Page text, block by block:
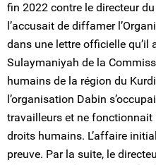
fin 2022 contre le directeur
l’accusait de diffamer
dans une lettre officielle qu’il
Sulaymaniyah de la
humains de la région du
l’organisation Dabin
travailleurs et ne fonctionnait
droits humains. L’affaire
preuve. Par la suite, le